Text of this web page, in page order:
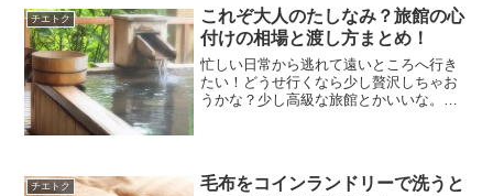
いの人、結婚したい人のための、満月の
夜にしたい恋愛成就のおま...
チエトク
これぞ大人のたしなみ？旅館の心
付けの相場と渡し方まとめ！
忙しい日常から逃れて遠いところへ行き
たい！どうせ行くなら少し贅沢しちゃお
うかな？少し高級な旅館とかいいな。で
す。 そもそも心付けは必要...
チエトク
毛布をコインランドリーで洗うと